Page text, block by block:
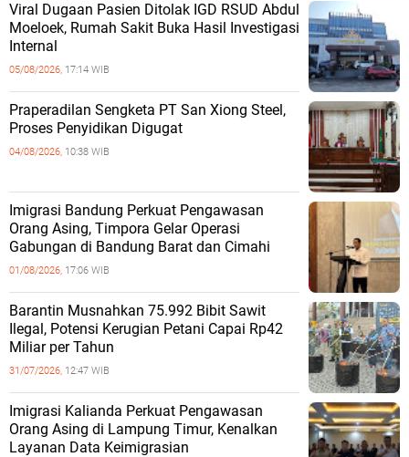
Viral Dugaan Pasien Ditolak IGD RSUD Abdul
Moeloek, Rumah Sakit Buka Hasil Investigasi
Internal
05/08/2026, 17:14 WIB
Praperadilan Sengketa PT San Xiong Steel,
Proses Penyidikan Digugat
04/08/2026, 10:38 WIB
Imigrasi Bandung Perkuat Pengawasan
Orang Asing, Timpora Gelar Operasi
Gabungan di Bandung Barat dan Cimahi
01/08/2026, 17:06 WIB
Barantin Musnahkan 75.992 Bibit Sawit
Ilegal, Potensi Kerugian Petani Capai Rp42
Miliar per Tahun
31/07/2026, 12:47 WIB
Imigrasi Kalianda Perkuat Pengawasan
Orang Asing di Lampung Timur, Kenalkan
Layanan Data Keimigrasian